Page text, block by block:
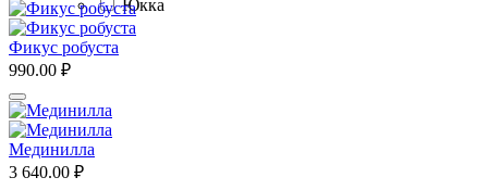
Юкка
Фикус робуста
990.00 ₽
Мединилла
3 640.00 ₽